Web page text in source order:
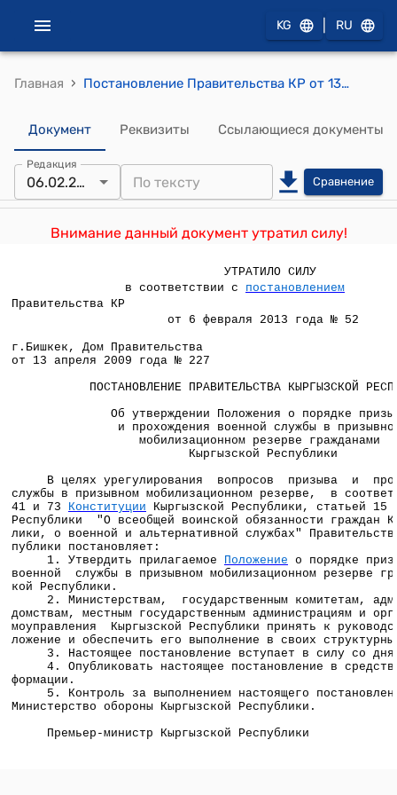
KG RU
Главная › Постановление Правительства КР от 13 апреля 2009 года № 227 "Об утверждении Положения о порядке призыва и прохождения военной службы в призывном мобилизационном резерве гражданами Кыргызской Республики"
Документ Реквизиты Ссылающиеся документы
Редакция
06.02.2013 Сравнение
Внимание данный документ утратил силу!